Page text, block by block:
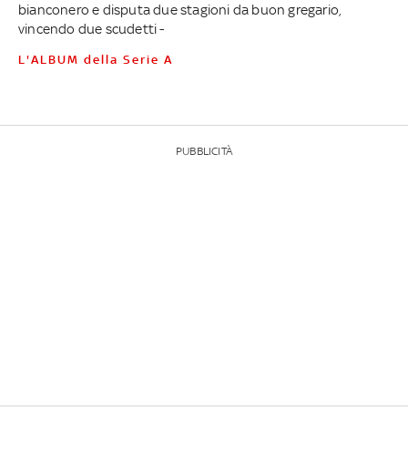
bianconero e disputa due stagioni da buon gregario,
vincendo due scudetti -
L'ALBUM della Serie A
PUBBLICITÀ